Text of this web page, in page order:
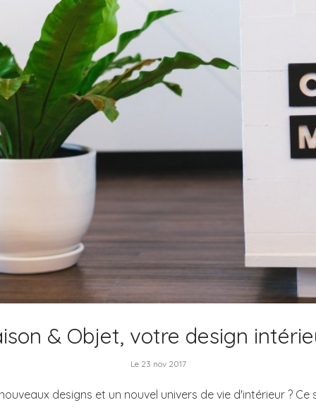
& Objet, votre design
Le 23 nov 2017
designs et un nouvel univers de vie d'intérieur ?